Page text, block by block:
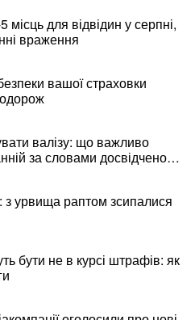
місць для відвідин у серпні,
враження
вашої страховки
валізу: що важливо
за словами досвідченої
з урвища раптом зсипалися
бути не в курсі штрафів: як